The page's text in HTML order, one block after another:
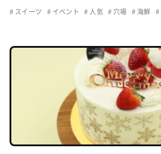
スイーツ イベント 人気 穴場 海鮮